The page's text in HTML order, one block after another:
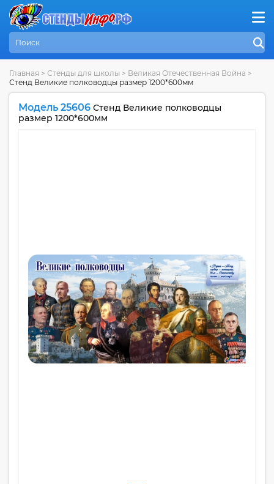
Главная > Стенды для школы > Великая Отечественная Война >
Стенд Великие полководцы размер 1200*600мм
Модель 25606 Стенд Великие полководцы
размер 1200*600мм